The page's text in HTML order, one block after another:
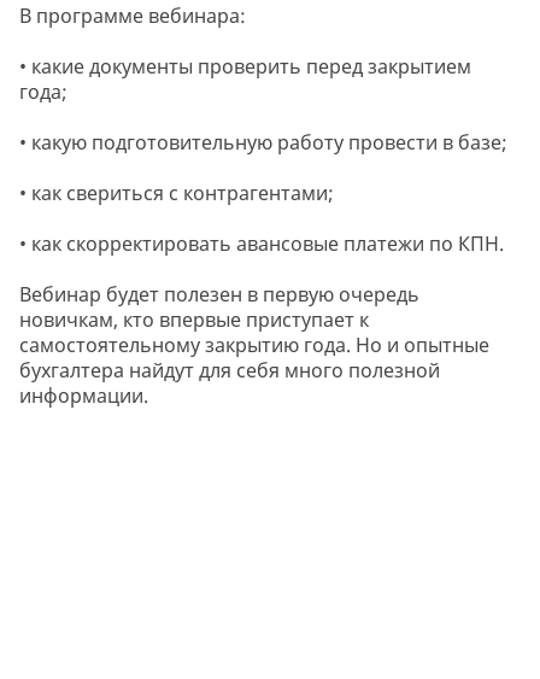
В программе вебинара:
• какие документы проверить перед закрытием
года;
• какую подготовительную работу провести в базе;
• как свериться с контрагентами;
• как скорректировать авансовые платежи по КПН.
Вебинар будет полезен в первую очередь
новичкам, кто впервые приступает к
самостоятельному закрытию года. Но и опытные
бухгалтера найдут для себя много полезной
информации.